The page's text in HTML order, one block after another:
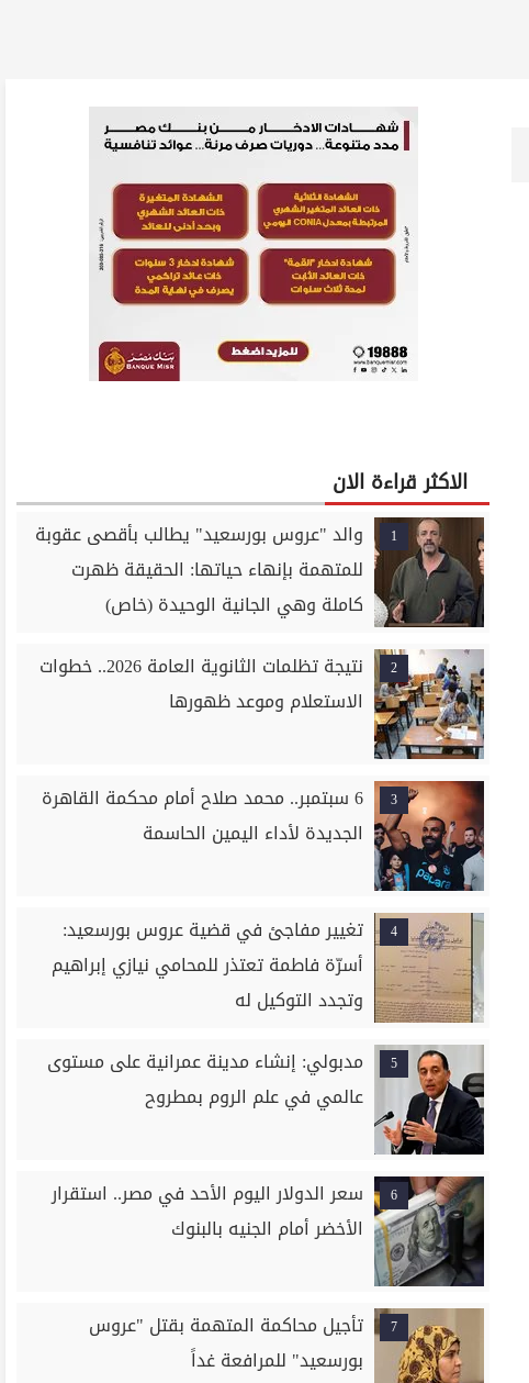
الاكثر قراءة الان
1
والد "عروس بورسعيد" يطالب بأقصى عقوبة
للمتهمة بإنهاء حياتها: الحقيقة ظهرت
كاملة وهي الجانية الوحيدة (خاص)
2
نتيجة تظلمات الثانوية العامة 2026.. خطوات
الاستعلام وموعد ظهورها
3
6 سبتمبر.. محمد صلاح أمام محكمة القاهرة
الجديدة لأداء اليمين الحاسمة
4
تغيير مفاجئ في قضية عروس بورسعيد:
أسرّة فاطمة تعتذر للمحامي نيازي إبراهيم
وتجدد التوكيل له
5
مدبولي: إنشاء مدينة عمرانية على مستوى
عالمي في علم الروم بمطروح
6
سعر الدولار اليوم الأحد في مصر.. استقرار
الأخضر أمام الجنيه بالبنوك
7
تأجيل محاكمة المتهمة بقتل "عروس
بورسعيد" للمرافعة غداً